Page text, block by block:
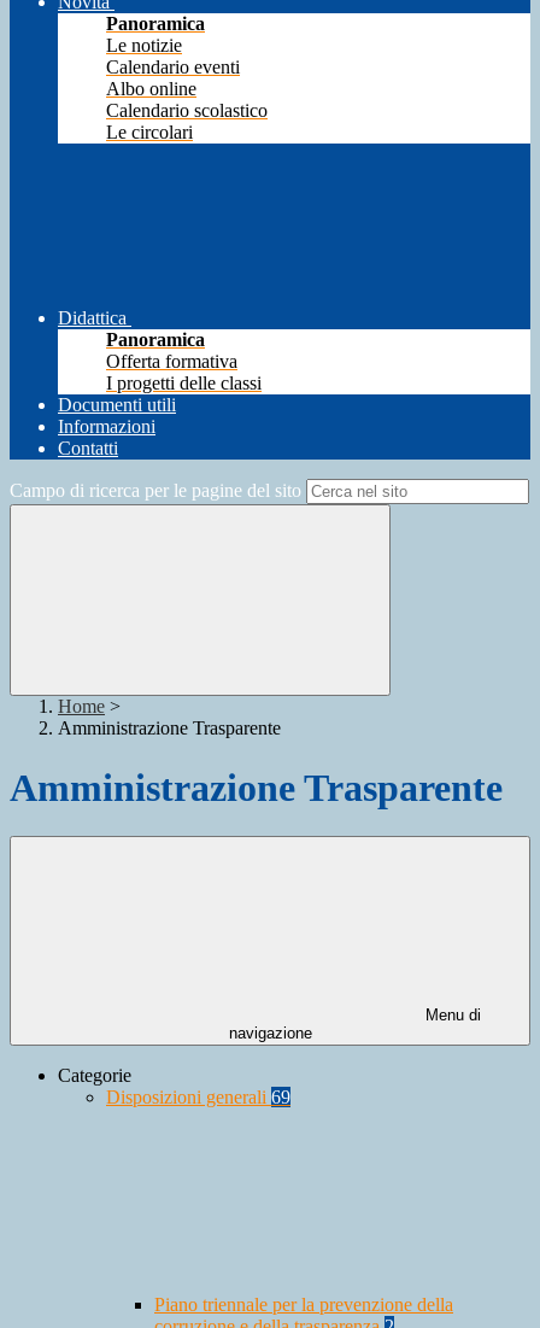
Panoramica
Le notizie
Calendario eventi
Albo online
Calendario scolastico
Le circolari
Didattica
Panoramica
Offerta formativa
I progetti delle classi
Documenti utili
Informazioni
Contatti
Campo di ricerca per le pagine del sito
Home >
Amministrazione Trasparente
Amministrazione Trasparente
Menu di
navigazione
Categorie
Disposizioni generali 69
Piano triennale per la prevenzione della